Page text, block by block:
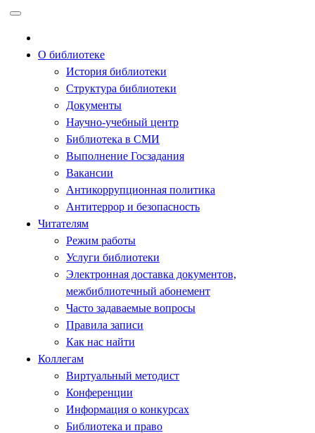
содержимому
О библиотеке
История библиотеки
Структура библиотеки
Документы
Научно-учебный центр
Библиотека в СМИ
Выполнение Госзадания
Вакансии
Антикоррупционная политика
Антитеррор и безопасность
Читателям
Режим работы
Услуги библиотеки
Электронная доставка документов,
межбиблиотечный абонемент
Часто задаваемые вопросы
Правила записи
Как нас найти
Коллегам
Виртуальный методист
Конференции
Информация о конкурсах
Библиотека и право